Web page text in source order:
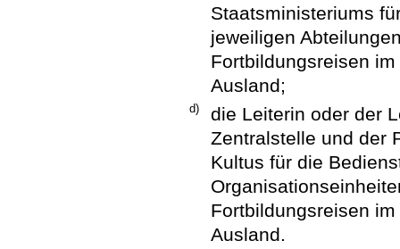
Staatsministeriums
jeweiligen
Fortbildungsreisen
Ausland;
d)
die Leiterin oder der
Zentralstelle und der
Kultus für die
Fortbildungsreisen
Ausland.